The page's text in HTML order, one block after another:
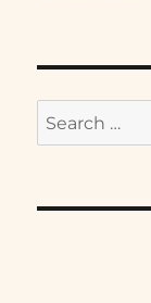
Search
for: